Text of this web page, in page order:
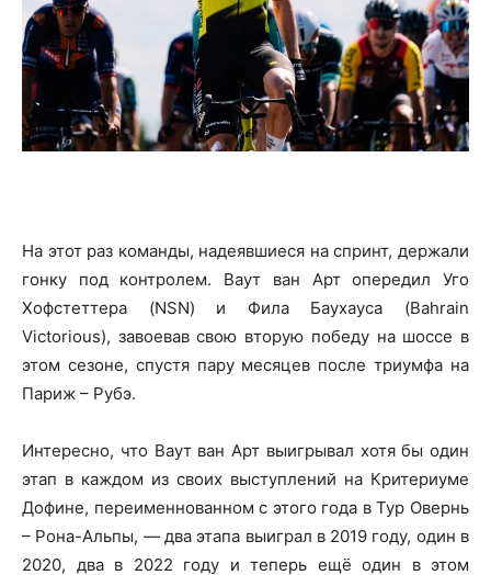
На этот раз команды, надеявшиеся на спринт, держали
гонку под контролем. Ваут ван Арт опередил Уго
Хофстеттера (NSN) и Фила Баухауса (Bahrain
Victorious), завоевав свою вторую победу на шоссе в
этом сезоне, спустя пару месяцев после триумфа на
Париж – Рубэ.
Интересно, что Ваут ван Арт выигрывал хотя бы один
этап в каждом из своих выступлений на Критериуме
Дофине, переименнованном с этого года в Тур Овернь
– Рона-Альпы, — два этапа выиграл в 2019 году, один в
2020, два в 2022 году и теперь ещё один в этом